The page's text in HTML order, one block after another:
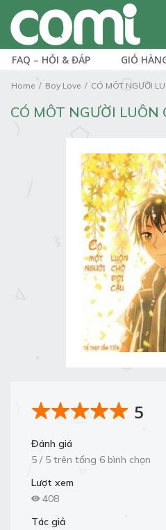
FAQ – HỎI & ĐÁP GIỎ
Home Boy Love CÓ MÔT NGƯỜI
CÓ MÔT NGƯỜI LUÔN
5
Đánh giá
5 / 5 trên tổng 6 bình chọn
Lượt xem
408
Tác giả